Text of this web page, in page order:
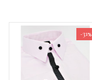
-31%